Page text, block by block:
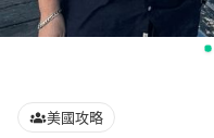
美國攻略